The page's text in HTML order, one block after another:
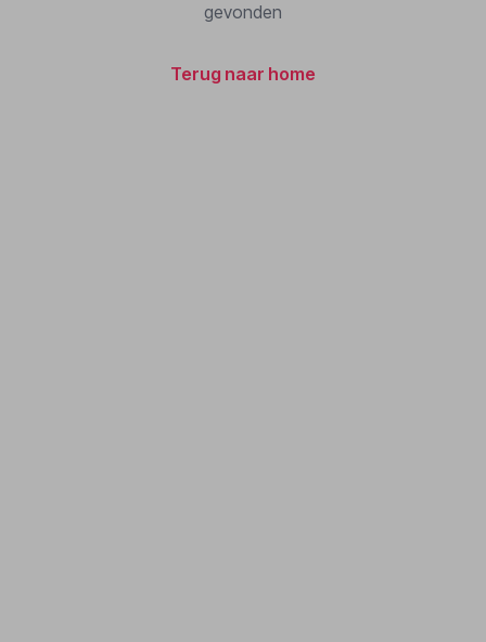
gevonden
Terug naar home